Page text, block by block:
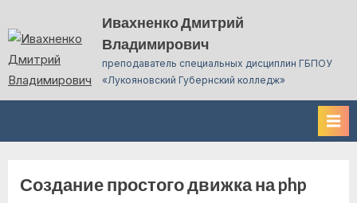
to
Ивахненко Дмитрий
Владимирович
преподаватель специальных дисциплин ГБПОУ
«Лукояновский Губернский колледж»
Рубрика:
Создание простого движка на php